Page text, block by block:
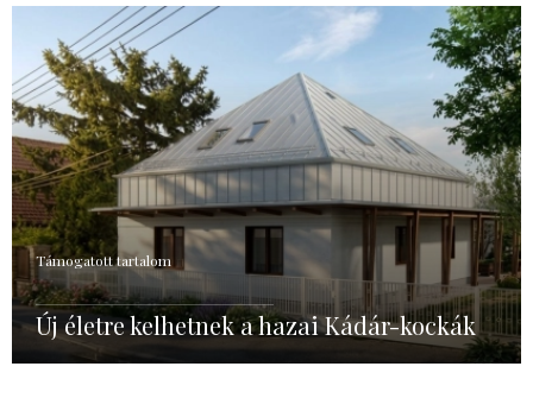
Támogatott tartalom
Új életre kelhetnek a hazai Kádár-kockák